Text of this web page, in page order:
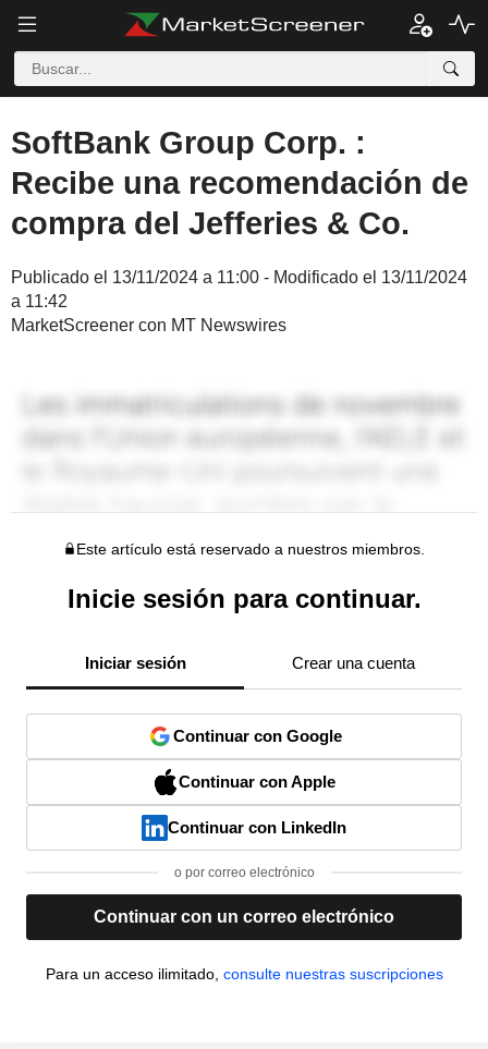
SoftBank Group Corp. :
Recibe una recomendación de
compra del Jefferies & Co.
Publicado el 13/11/2024 a 11:00 - Modificado el 13/11/2024
a 11:42
MarketScreener con MT Newswires
Este artículo está reservado a nuestros miembros.
Inicie sesión para continuar.
Iniciar sesión Crear una cuenta
Continuar con Google
Continuar con Apple
Continuar con LinkedIn
o por correo electrónico
Continuar con un correo electrónico
Para un acceso ilimitado, consulte nuestras suscripciones